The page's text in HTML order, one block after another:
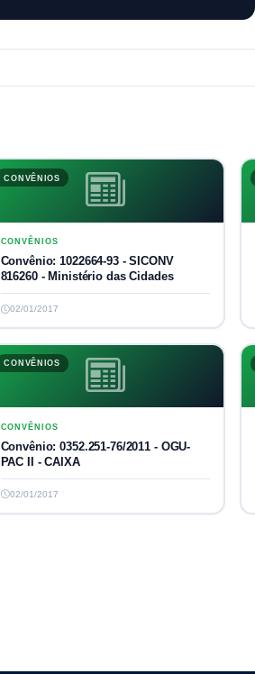
CONVÊNIOS
CONVÊNIOS
Convênio: 1022664-93 - SICONV
816260 - Ministério das Cidades
02/01/2017
CONVÊNIOS
CONVÊNIOS
Convênio: 0352.251-76/2011 - OGU-
PAC II - CAIXA
02/01/2017